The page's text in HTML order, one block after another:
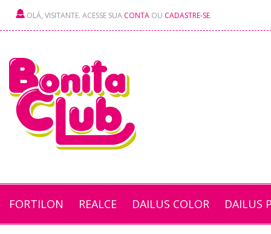
OLÁ, VISITANTE. ACESSE SUA CONTA OU CADASTRE-SE.
FORTILON REALCE DAILUS COLOR DAILUS